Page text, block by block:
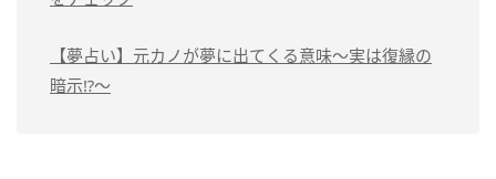
【夢占い】元カノが夢に出てくる意味～実は復縁の
暗示⁉～